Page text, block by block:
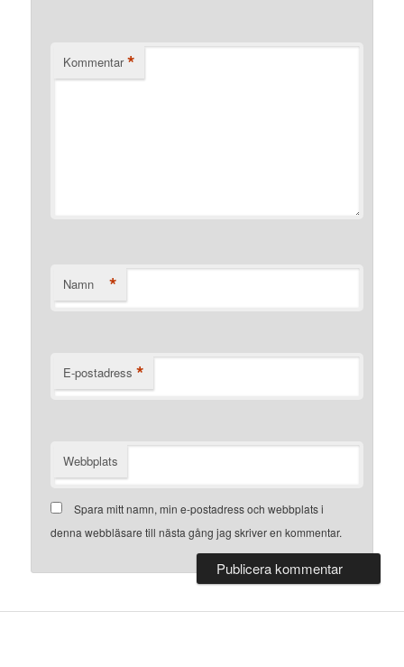
Kommentar *
Namn *
E-postadress *
Webbplats
Spara mitt namn, min e-postadress och webbplats i
denna webbläsare till nästa gång jag skriver en kommentar.